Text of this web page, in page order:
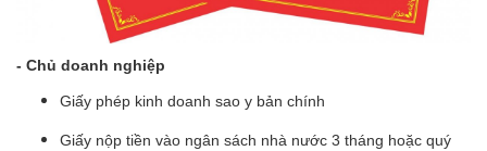
- Chủ doanh nghiệp
Giấy phép kinh doanh sao y bản chính
Giấy nộp tiền vào ngân sách nhà nước 3 tháng hoặc quý